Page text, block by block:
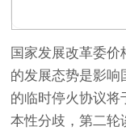
国家发展改革委
的发展态势是影响
的临时停火协议将
本性分歧，第二轮